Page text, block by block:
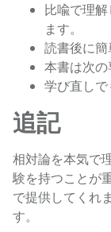
比喩で理
ます。
読書後に簡
本書は次の
学び直しで
追記
相対論を本気で
験を持つことが
で提供してくれ
す。